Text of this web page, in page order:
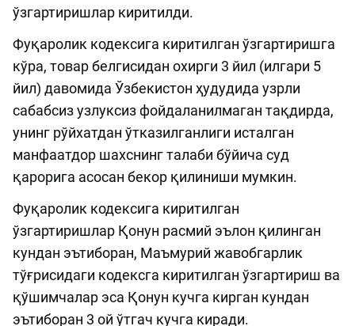
ўзгартиришлар киритилди.
Фуқаролик кодексига киритилган ўзгартиришга
кўра, товар белгисидан охирги 3 йил (илгари 5
йил) давомида Ўзбекистон ҳудудида узрли
сабабсиз узлуксиз фойдаланилмаган тақдирда,
унинг рўйхатдан ўтказилганлиги исталган
манфаатдор шахснинг талаби бўйича суд
қарорига асосан бекор қилиниши мумкин.
Фуқаролик кодексига киритилган
ўзгартиришлар Қонун расмий эълон қилинган
кундан эътиборан, Маъмурий жавобгарлик
тўғрисидаги кодексга киритилган ўзгартириш ва
қўшимчалар эса Қонун кучга кирган кундан
эътиборан 3 ой ўтгач кучга киради.